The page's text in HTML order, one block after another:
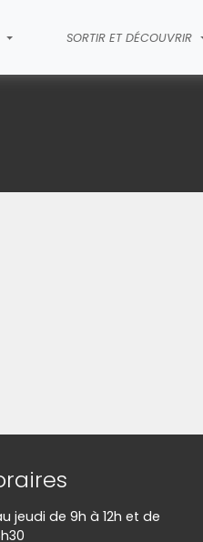
SORTIR ET DÉCOUVRIR
jeudi de 9h à 12h et de